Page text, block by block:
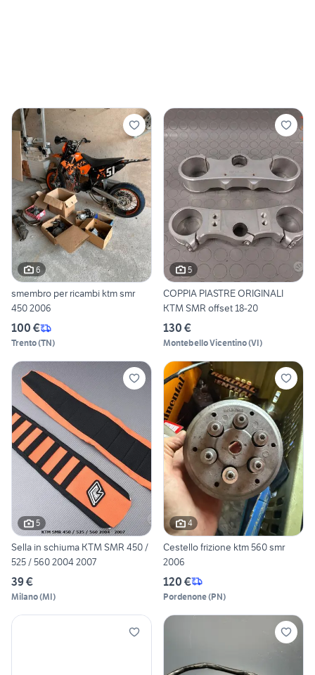
6
smembro per ricambi ktm smr
450 2006
100 €
Trento(TN)
5
COPPIA PIASTRE ORIGINALI
KTM SMR offset 18-20
130 €
Montebello Vicentino(VI)
5
Sella in schiuma KTM SMR 450 /
525 / 560 2004 2007
39 €
Milano(MI)
4
Cestello frizione ktm 560 smr
2006
120 €
Pordenone(PN)